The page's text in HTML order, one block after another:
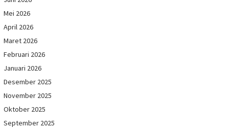
Mei 2026
April 2026
Maret 2026
Februari 2026
Januari 2026
Desember 2025
November 2025
Oktober 2025
September 2025